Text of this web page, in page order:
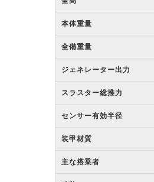
本体重量
全備重量
ジェネレーター出力
スラスター総推力
センサー有効半径
装甲材質
主な搭乗者